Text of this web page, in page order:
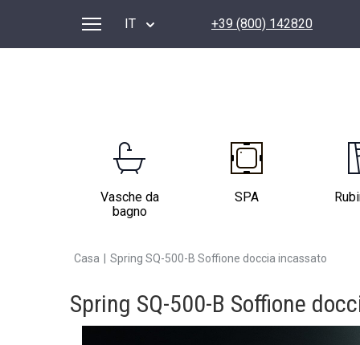
IT +39 (800) 142820
Vasche da
bagno
SPA
Casa Spring SQ-500-B Soffione doccia incassato
Spring SQ-500-B Soffione